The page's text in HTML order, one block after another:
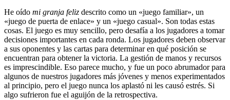
He oído mi granja feliz descrito como un «juego familiar», un
«juego de puerta de enlace» y un «juego casual». Son todas estas
cosas. El juego es muy sencillo, pero desafía a los jugadores a tomar
decisiones importantes en cada ronda. Los jugadores deben observar
a sus oponentes y las cartas para determinar en qué posición se
encuentran para obtener la victoria. La gestión de manos y recursos
es imprescindible. Eso parece mucho, y fue un poco abrumador para
algunos de nuestros jugadores más jóvenes y menos experimentados
al principio, pero el juego nunca los aplastó ni les causó estrés. Si
algo sufrieron fue el aguijón de la retrospectiva.